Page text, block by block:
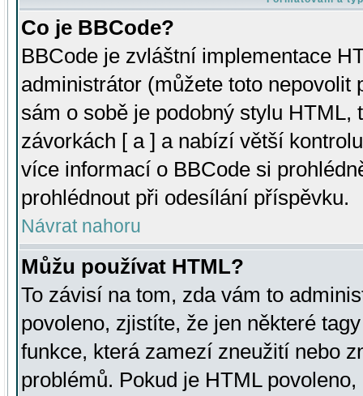
Co je BBCode?
BBCode je zvláštní implementace
administrátor (můžete toto
sám o sobě je podobný stylu HTML,
závorkách [ a ] a nabízí větší
více informací o BBCode si
prohlédnout při odesílání příspěvku.
Návrat nahoru
Můžu používat HTML?
To závisí na tom, zda vám to
povoleno, zjistíte, že jen některé
funkce, která zamezí zneužití nebo
problémů. Pokud je HTML